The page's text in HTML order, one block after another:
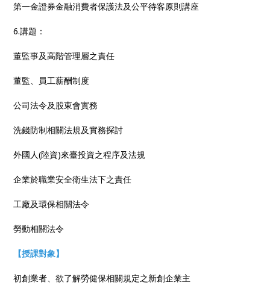
第一金證券金融消費者保護法及公平待客原則講座
6.講題：
董監事及高階管理層之責任
董監、員工薪酬制度
公司法令及股東會實務
洗錢防制相關法規及實務探討
外國人(陸資)來臺投資之程序及法規
企業於職業安全衛生法下之責任
工廠及環保相關法令
勞動相關法令
【授課對象】
初創業者、欲了解勞健保相關規定之新創企業主